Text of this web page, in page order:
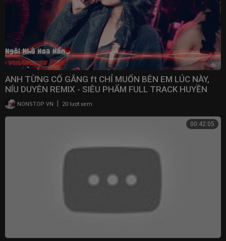
ANH TỪNG CỐ GẮNG ft CHỈ MUỐN BÊN EM LÚC NÀY,
NÍU DUYÊN REMIX - SIÊU PHẨM FULL TRACK HUYỀN
THOẠI 2021
NONSTOP VN 20 lượt xem
00:42:05